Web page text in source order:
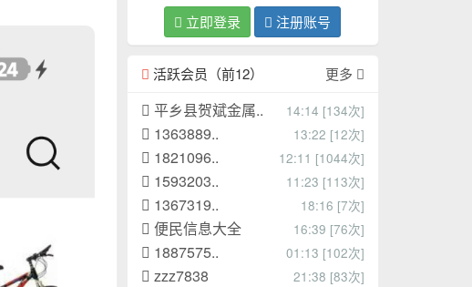
立即登录 注册账号
活跃会员（前12） 更多
平乡县贺斌金属.. 14:14 [134次]
1363889.. 13:22 [12次]
1821096.. 12:11 [1044次]
1593203.. 11:23 [113次]
1367319.. 18:16 [7次]
便民信息大全 16:39 [76次]
1887575.. 01:13 [102次]
zzz7838 21:38 [83次]